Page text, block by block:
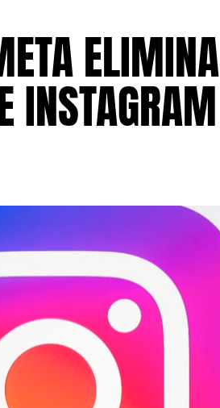
INSTAGRAM